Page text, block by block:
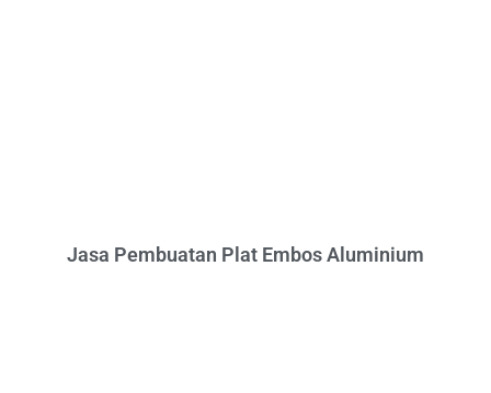
Jasa Pembuatan Plat Embos Aluminium